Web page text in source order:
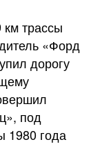
км трассы
«Форд
дорогу
под
1980 года